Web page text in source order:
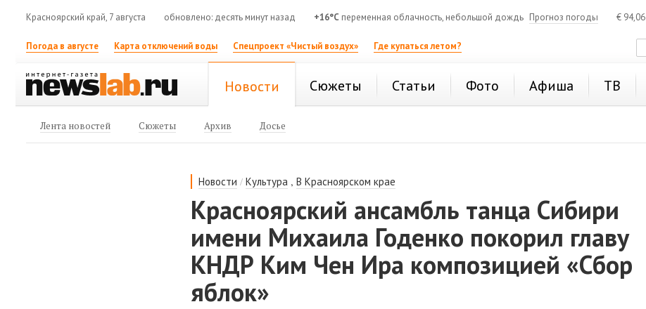
Красноярский край, 7 августа обновлено: десять минут назад +16°C переменная облачность, небольшой дождь Прогноз погоды € 94,06
Погода в августе Карта отключений воды Спецпроект «Чистый воздух» Где купаться летом?
Новости Сюжеты Статьи Фото Афиша ТВ
Лента новостей Сюжеты Архив Досье
Новости /Культура ,В Красноярском крае
Красноярский ансамбль танца Сибири
имени Михаила Годенко покорил главу
КНДР Ким Чен Ира композицией «Сбор
яблок»